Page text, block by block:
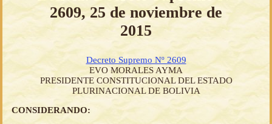
2609, 25 de noviembre de
2015
Decreto Supremo Nº 2609
EVO MORALES AYMA
PRESIDENTE CONSTITUCIONAL DEL ESTADO
PLURINACIONAL DE BOLIVIA
CONSIDERANDO: